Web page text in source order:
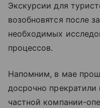
Экскурсии для
возобновятся после
необходимых
процессов.
Напомним, в мае
досрочно
частной компании-